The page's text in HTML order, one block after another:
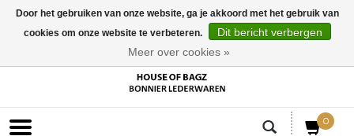
0
Door het gebruiken van onze website, ga je akkoord met het gebruik van
cookies om onze website te verbeteren.
Dit bericht verbergen
Meer over cookies »